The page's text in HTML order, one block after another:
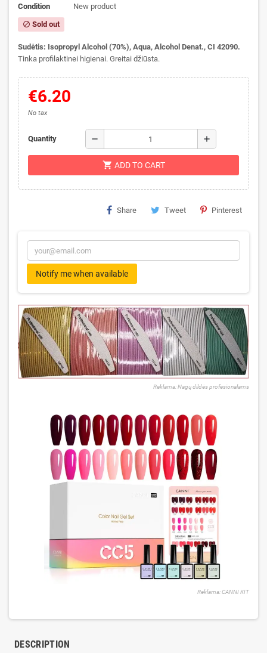
Condition
New product
block Sold out
Sudėtis: Isopropyl Alcohol (70%), Aqua, Alcohol Denat., CI 42090.
Tinka profilaktinei higienai. Greitai džiūsta.
€6.20
No tax
Quantity remove add
shopping_cart ADD TO CART
Share Tweet Pinterest
Notify me when available
Reklama: Nagų dildės profesionalams
Reklama: CANNI KIT
DESCRIPTION